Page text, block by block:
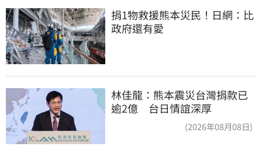
捐1物救援熊本災民！日網：比
政府還有愛
林佳龍：熊本震災台灣捐款已
逾2億 台日情誼深厚
(2026年08月08日)